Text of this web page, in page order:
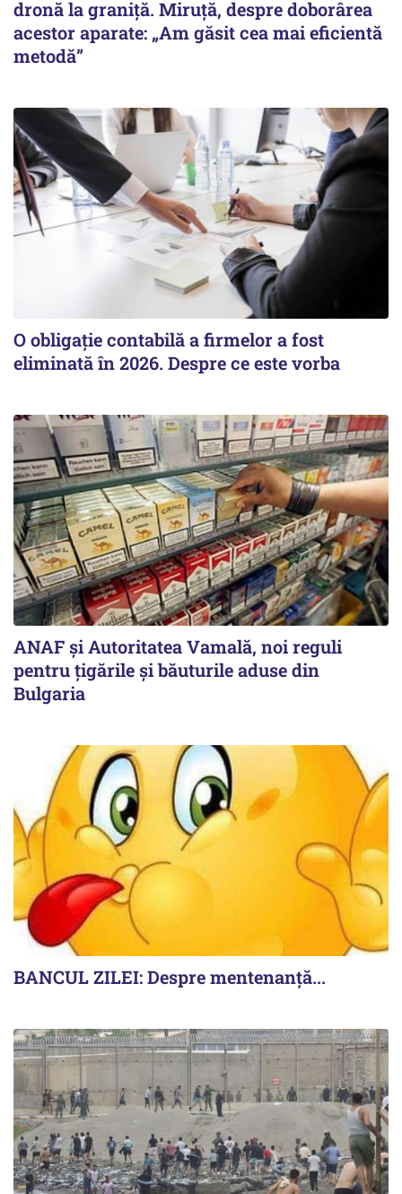
dronă la graniță. Miruță, despre doborârea
acestor aparate: „Am găsit cea mai eficientă
metodă”
O obligație contabilă a firmelor a fost
eliminată în 2026. Despre ce este vorba
ANAF și Autoritatea Vamală, noi reguli
pentru țigările și băuturile aduse din
Bulgaria
BANCUL ZILEI: Despre mentenanță...